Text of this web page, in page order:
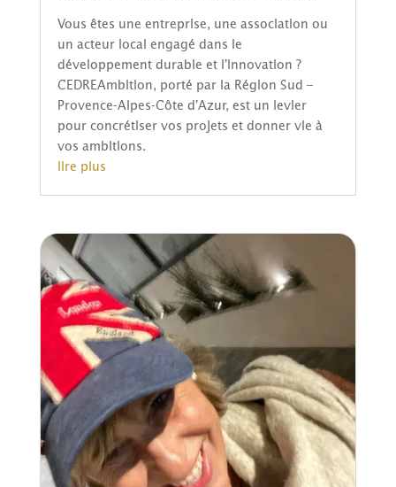
Vous êtes une entreprise, une association ou
un acteur local engagé dans le
développement durable et l’innovation ?
CEDREAmbition, porté par la Région Sud –
Provence-Alpes-Côte d’Azur, est un levier
pour concrétiser vos projets et donner vie à
vos ambitions.
lire plus